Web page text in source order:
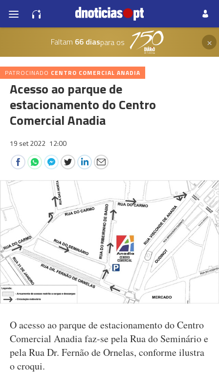
Faltam 66 diaspara os ×
PATROCINADO CENTRO COMERCIAL ANADIA
Acesso ao parque de
estacionamento do Centro
Comercial Anadia
19 set 2022 12:00
O acesso ao parque de estacionamento do Centro
Comercial Anadia faz-se pela Rua do Seminário e
pela Rua Dr. Fernão de Ornelas, conforme ilustra
o croqui.